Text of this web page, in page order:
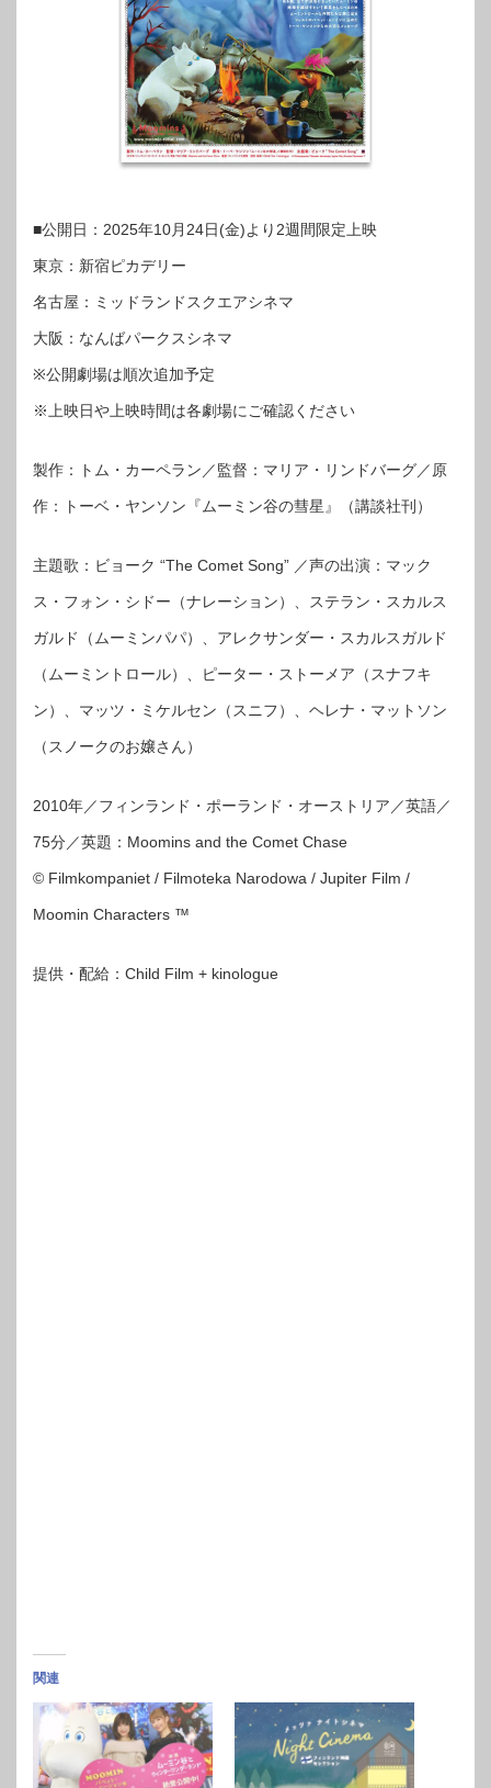
■公開日：2025年10月24日(金)より2週間限定上映
東京：新宿ピカデリー
名古屋：ミッドランドスクエアシネマ
大阪：なんばパークスシネマ
※公開劇場は順次追加予定
※上映日や上映時間は各劇場にご確認ください
製作：トム・カーペラン／監督：マリア・リンドバーグ／原
作：トーベ・ヤンソン『ムーミン谷の彗星』（講談社刊）
主題歌：ビョーク “The Comet Song” ／声の出演：マック
ス・フォン・シドー（ナレーション）、ステラン・スカルス
ガルド（ムーミンパパ）、アレクサンダー・スカルスガルド
（ムーミントロール）、ピーター・ストーメア（スナフキ
ン）、マッツ・ミケルセン（スニフ）、ヘレナ・マットソン
（スノークのお嬢さん）
2010年／フィンランド・ポーランド・オーストリア／英語／
75分／英題：Moomins and the Comet Chase
© Filmkompaniet / Filmoteka Narodowa / Jupiter Film /
Moomin Characters ™
提供・配給：Child Film + kinologue
関連